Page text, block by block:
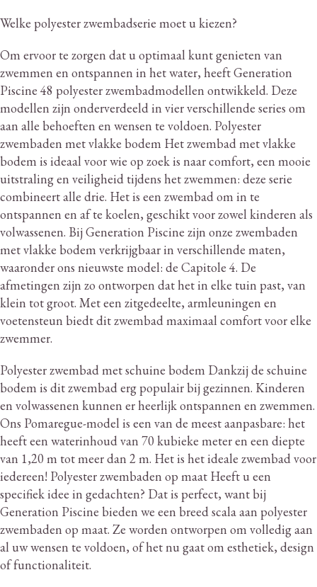
Welke polyester zwembadserie moet u kiezen?
Om ervoor te zorgen dat u optimaal kunt genieten van
zwemmen en ontspannen in het water, heeft Generation
Piscine 48 polyester zwembadmodellen ontwikkeld. Deze
modellen zijn onderverdeeld in vier verschillende series om
aan alle behoeften en wensen te voldoen. Polyester
zwembaden met vlakke bodem Het zwembad met vlakke
bodem is ideaal voor wie op zoek is naar comfort, een mooie
uitstraling en veiligheid tijdens het zwemmen: deze serie
combineert alle drie. Het is een zwembad om in te
ontspannen en af ​​te koelen, geschikt voor zowel kinderen als
volwassenen. Bij Generation Piscine zijn onze zwembaden
met vlakke bodem verkrijgbaar in verschillende maten,
waaronder ons nieuwste model: de Capitole 4. De
afmetingen zijn zo ontworpen dat het in elke tuin past, van
klein tot groot. Met een zitgedeelte, armleuningen en
voetensteun biedt dit zwembad maximaal comfort voor elke
zwemmer.
Polyester zwembad met schuine bodem Dankzij de schuine
bodem is dit zwembad erg populair bij gezinnen. Kinderen
en volwassenen kunnen er heerlijk ontspannen en zwemmen.
Ons Pomaregue-model is een van de meest aanpasbare: het
heeft een waterinhoud van 70 kubieke meter en een diepte
van 1,20 m tot meer dan 2 m. Het is het ideale zwembad voor
iedereen! Polyester zwembaden op maat Heeft u een
specifiek idee in gedachten? Dat is perfect, want bij
Generation Piscine bieden we een breed scala aan polyester
zwembaden op maat. Ze worden ontworpen om volledig aan
al uw wensen te voldoen, of het nu gaat om esthetiek, design
of functionaliteit.